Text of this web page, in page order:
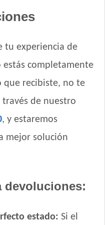
Sabor Cordero
tu experiencia de
estás completamente
que recibiste, no te
través de nuestro
, y estaremos
mejor solución
devoluciones:
estado: Si el